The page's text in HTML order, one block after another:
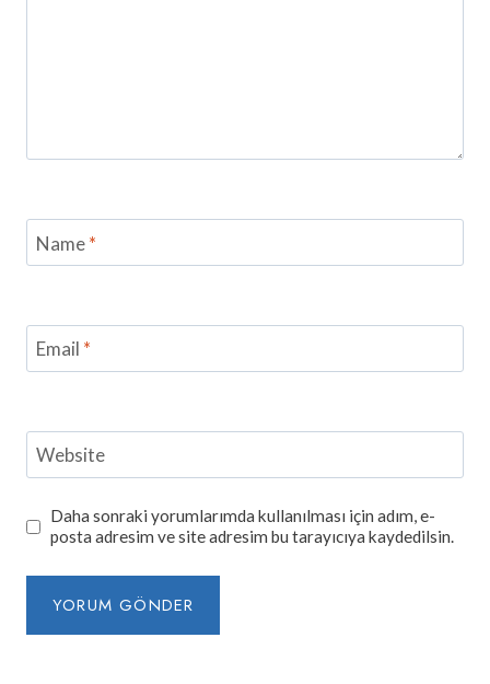
Name*
Email *
Website
Daha sonraki yorumlarımda kullanılması için adım, e-
posta adresim ve site adresim bu tarayıcıya kaydedilsin.